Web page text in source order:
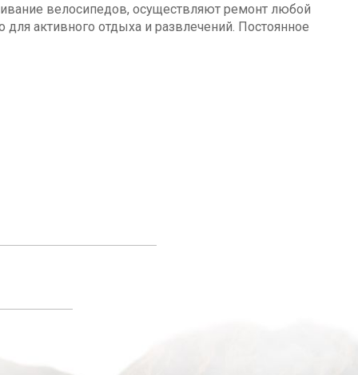
велосипедов, осуществляют ремонт любой
для активного отдыха и развлечений. Постоянное